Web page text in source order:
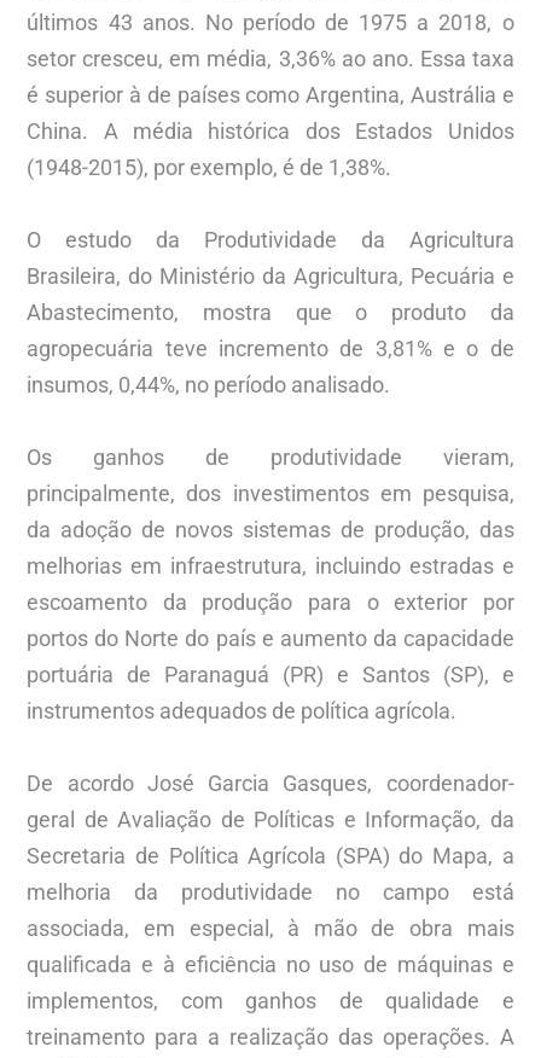
últimos 43 anos. No período de 1975 a 2018, o
setor cresceu, em média, 3,36% ao ano. Essa taxa
é superior à de países como Argentina, Austrália e
China. A média histórica dos Estados Unidos
(1948-2015), por exemplo, é de 1,38%.
O estudo da Produtividade da Agricultura
Brasileira, do Ministério da Agricultura, Pecuária e
Abastecimento, mostra que o produto da
agropecuária teve incremento de 3,81% e o de
insumos, 0,44%, no período analisado.
Os ganhos de produtividade vieram,
principalmente, dos investimentos em pesquisa,
da adoção de novos sistemas de produção, das
melhorias em infraestrutura, incluindo estradas e
escoamento da produção para o exterior por
portos do Norte do país e aumento da capacidade
portuária de Paranaguá (PR) e Santos (SP), e
instrumentos adequados de política agrícola.
De acordo José Garcia Gasques, coordenador-
geral de Avaliação de Políticas e Informação, da
Secretaria de Política Agrícola (SPA) do Mapa, a
melhoria da produtividade no campo está
associada, em especial, à mão de obra mais
qualificada e à eficiência no uso de máquinas e
implementos, com ganhos de qualidade e
treinamento para a realização das operações. A